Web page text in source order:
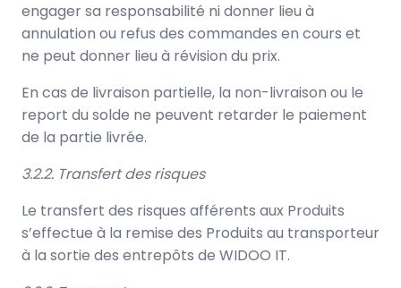
engager sa responsabilité ni donner lieu à
annulation ou refus des commandes en cours et
ne peut donner lieu à révision du prix.
En cas de livraison partielle, la non-livraison ou le
report du solde ne peuvent retarder le paiement
de la partie livrée.
3.2.2. Transfert des risques
Le transfert des risques afférents aux Produits
s’effectue à la remise des Produits au transporteur
à la sortie des entrepôts de WIDOO IT.